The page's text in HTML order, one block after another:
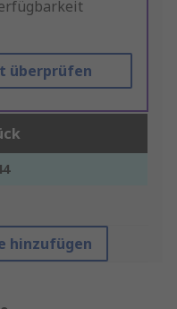
überprüfen
hinzufügen